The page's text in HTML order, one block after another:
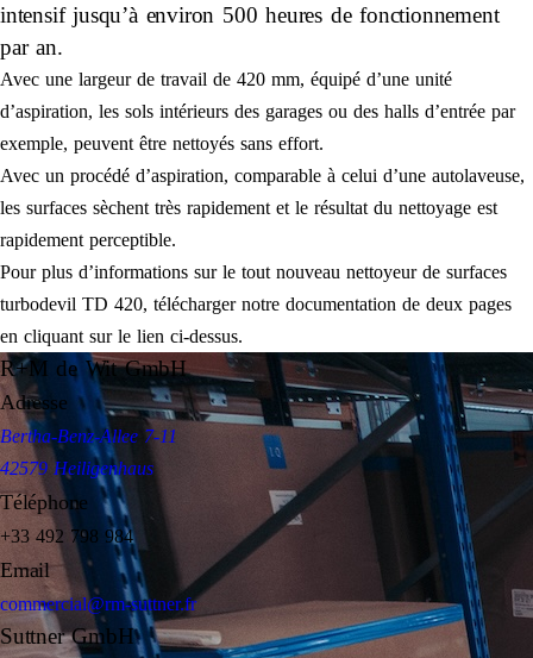
intensif jusqu’à environ 500 heures de fonctionnement
par an.
Avec une largeur de travail de 420 mm, équipé d’une unité
d’aspiration, les sols intérieurs des garages ou des halls d’entrée par
exemple, peuvent être nettoyés sans effort.
Avec un procédé d’aspiration, comparable à celui d’une autolaveuse,
les surfaces sèchent très rapidement et le résultat du nettoyage est
rapidement perceptible.
Pour plus d’informations sur le tout nouveau nettoyeur de surfaces
turbodevil TD 420, télécharger notre documentation de deux pages
en cliquant sur le lien ci-dessus.
R+M de Wit GmbH
Adresse
Bertha-Benz-Allee 7-11
42579 Heiligenhaus
Téléphone
+33 492 798 984
Email
commercial@rm-suttner.fr
Suttner GmbH